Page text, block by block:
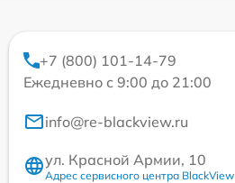
+7 (800) 101-14-79
Ежедневно с 9:00 до 21:00
info@re-blackview.ru
ул. Красной Армии, 10
Адрес сервисного центра BlackView